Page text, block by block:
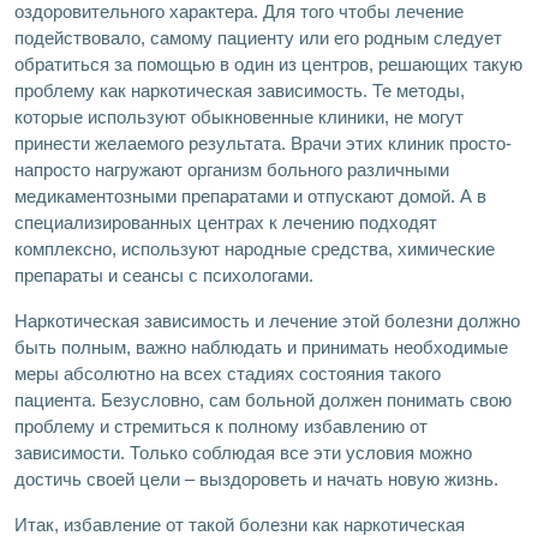
оздоровительного характера. Для того чтобы лечение
подействовало, самому пациенту или его родным следует
обратиться за помощью в один из центров, решающих такую
проблему как наркотическая зависимость. Те методы,
которые используют обыкновенные клиники, не могут
принести желаемого результата. Врачи этих клиник просто-
напросто нагружают организм больного различными
медикаментозными препаратами и отпускают домой. А в
специализированных центрах к лечению подходят
комплексно, используют народные средства, химические
препараты и сеансы с психологами.
Наркотическая зависимость и лечение этой болезни должно
быть полным, важно наблюдать и принимать необходимые
меры абсолютно на всех стадиях состояния такого
пациента. Безусловно, сам больной должен понимать свою
проблему и стремиться к полному избавлению от
зависимости. Только соблюдая все эти условия можно
достичь своей цели – выздороветь и начать новую жизнь.
Итак, избавление от такой болезни как наркотическая